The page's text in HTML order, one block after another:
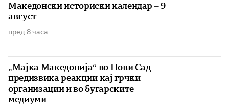
Македонски историски календар – 9
август
пред 8 часа
„Мајка Македонија“ во Нови Сад
предизвика реакции кај грчки
организации и во бугарските
медиуми